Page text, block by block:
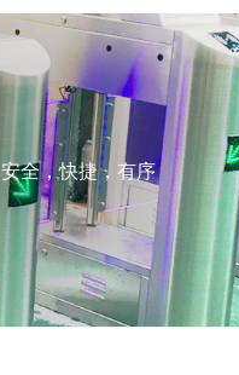
全，快捷，有序